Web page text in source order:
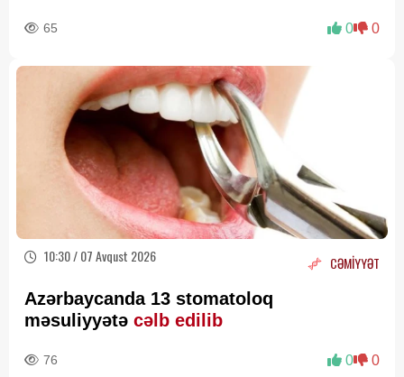
65 0 0
10:30 / 07 Avqust 2026 CƏMİYYƏT
Azərbaycanda 13 stomatoloq
məsuliyyətə cəlb edilib
76 0 0